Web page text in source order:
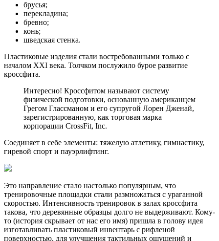
брусья;
перекладина;
бревно;
конь;
шведская стенка.
Пластиковые изделия стали востребованными только с
началом XXI века. Толчком послужило бурое развитие
кроссфита.
Интересно! Кроссфитом называют систему
физической подготовки, основанную американцем
Грегом Глассманом и его супругой Лорен Дженай,
зарегистрированную, как торговая марка
корпорации CrossFit, Inc.
Соединяет в себе элементы: тяжелую атлетику, гимнастику,
гиревой спорт и пауэрлифтинг.
Это направление стало настолько популярным, что
тренировочные площадки стали размножаться с ураганной
скоростью. Интенсивность тренировок в залах кроссфита
такова, что деревянные образцы долго не выдерживают. Кому-
то (история скрывает от нас его имя) пришла в голову идея
изготавливать пластиковый инвентарь с рифленой
поверхностью, для улучшения тактильных ощущений и